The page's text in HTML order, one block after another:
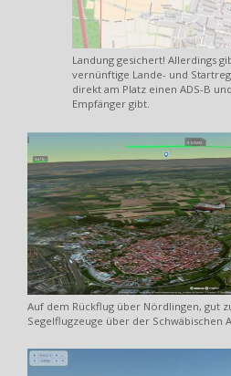
Landung gesichert! Allerdings
vernünftige Lande- und
direkt am Platz einen ADS-B
Empfänger gibt.
Auf dem Rückflug über Nördlingen, gut
Segelflugzeuge über der Schwäbischen